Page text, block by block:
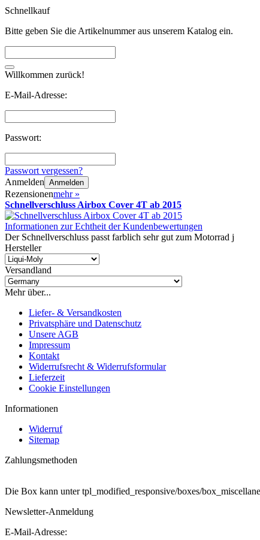
Schnellkauf
Bitte geben Sie die Artikelnummer aus unserem Katalog ein.
Willkommen zurück!
E-Mail-Adresse:
Passwort:
Passwort vergessen?
Anmelden Anmelden
Rezensionenmehr »
Schnellverschluss Airbox Cover 4T ab 2015
Informationen zur Echtheit der Kundenbewertungen
Der Schnellverschluss passt farblich sehr gut zum Motorrad j
Hersteller
Versandland
Mehr über...
Liefer- & Versandkosten
Privatsphäre und Datenschutz
Unsere AGB
Impressum
Kontakt
Widerrufsrecht & Widerrufsformular
Lieferzeit
Cookie Einstellungen
Informationen
Widerruf
Sitemap
Zahlungsmethoden
Die Box kann unter tpl_modified_responsive/boxes/
Newsletter-Anmeldung
E-Mail-Adresse: